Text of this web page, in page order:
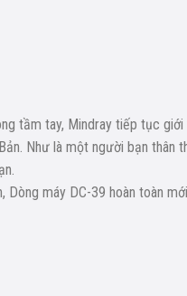
tầm tay, Mindray tiếp tục giới
Như là một người bạn thân
máy DC-39 hoàn toàn